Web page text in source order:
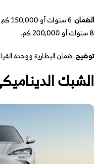
الضمان
: 6
8 سنوات أو 200,000 كم.
توضيح: ضمان البطارية ووحدة القيادة 8
الشبك